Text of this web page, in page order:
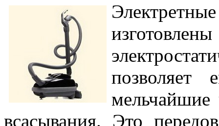
позволяет
всасывания. Это